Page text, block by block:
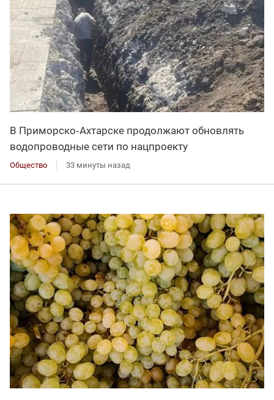
В Приморско‑Ахтарске продолжают обновлять
водопроводные сети по нацпроекту
Общество 33 минуты назад